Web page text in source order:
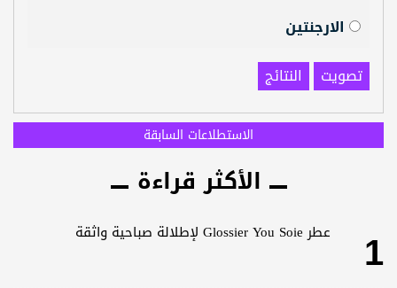
الارجنتين
تصويت
النتائج
الاستطلاعات السابقة
الأكثر قراءة
1 عطر Glossier You Soie لإطلالة صباحية واثقة